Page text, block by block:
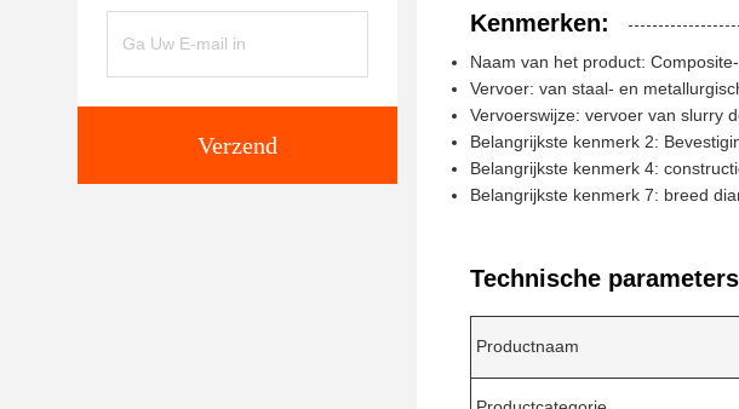
Verzend
Kenmerken:
Naam van het product:
Vervoer: van staal- en
Vervoerswijze: vervoer van slurry
Belangrijkste kenmerk 2:
Belangrijkste kenmerk 4:
Belangrijkste kenmerk 7: breed
Technische
Productnaam